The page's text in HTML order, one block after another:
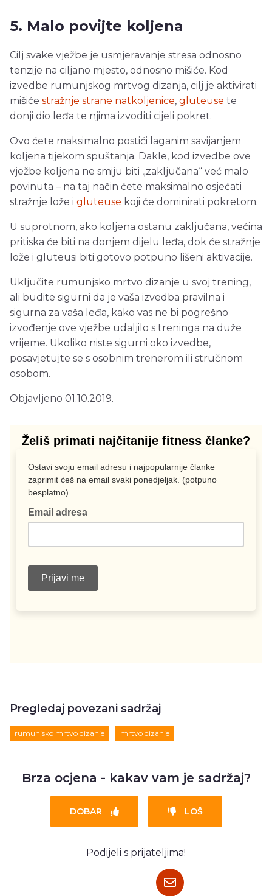
5. Malo povijte koljena
Cilj svake vježbe je usmjeravanje stresa odnosno
tenzije na ciljano mjesto, odnosno mišiće. Kod
izvedbe rumunjskog mrtvog dizanja, cilj je aktivirati
mišiće stražnje strane natkoljenice, gluteuse te
donji dio leđa te njima izvoditi cijeli pokret.
Ovo ćete maksimalno postići laganim savijanjem
koljena tijekom spuštanja. Dakle, kod izvedbe ove
vježbe koljena ne smiju biti „zaključana“ već malo
povinuta – na taj način ćete maksimalno osjećati
stražnje lože i gluteuse koji će dominirati pokretom.
U suprotnom, ako koljena ostanu zaključana, većina
pritiska će biti na donjem dijelu leđa, dok će stražnje
lože i gluteusi biti gotovo potpuno lišeni aktivacije.
Uključite rumunjsko mrtvo dizanje u svoj trening,
ali budite sigurni da je vaša izvedba pravilna i
sigurna za vaša leđa, kako vas ne bi pogrešno
izvođenje ove vježbe udaljilo s treninga na duže
vrijeme. Ukoliko niste sigurni oko izvedbe,
posavjetujte se s osobnim trenerom ili stručnom
osobom.
Objavljeno 01.10.2019.
Pregledaj povezani sadržaj
rumunjsko mrtvo dizanje mrtvo dizanje
Brza ocjena - kakav vam je sadržaj?
DOBAR LOŠ
Podijeli s prijateljima!